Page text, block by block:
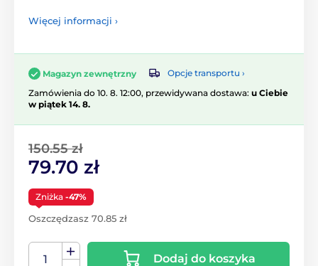
Więcej informacji ›
Magazyn zewnętrzny
Opcje transportu ›
Zamówienia do 10. 8. 12:00, przewidywana dostawa: u Ciebie
w piątek 14. 8.
150.55 zł
79.70 zł
Zniżka -47%
Oszczędzasz 70.85 zł
Dodaj do koszyka